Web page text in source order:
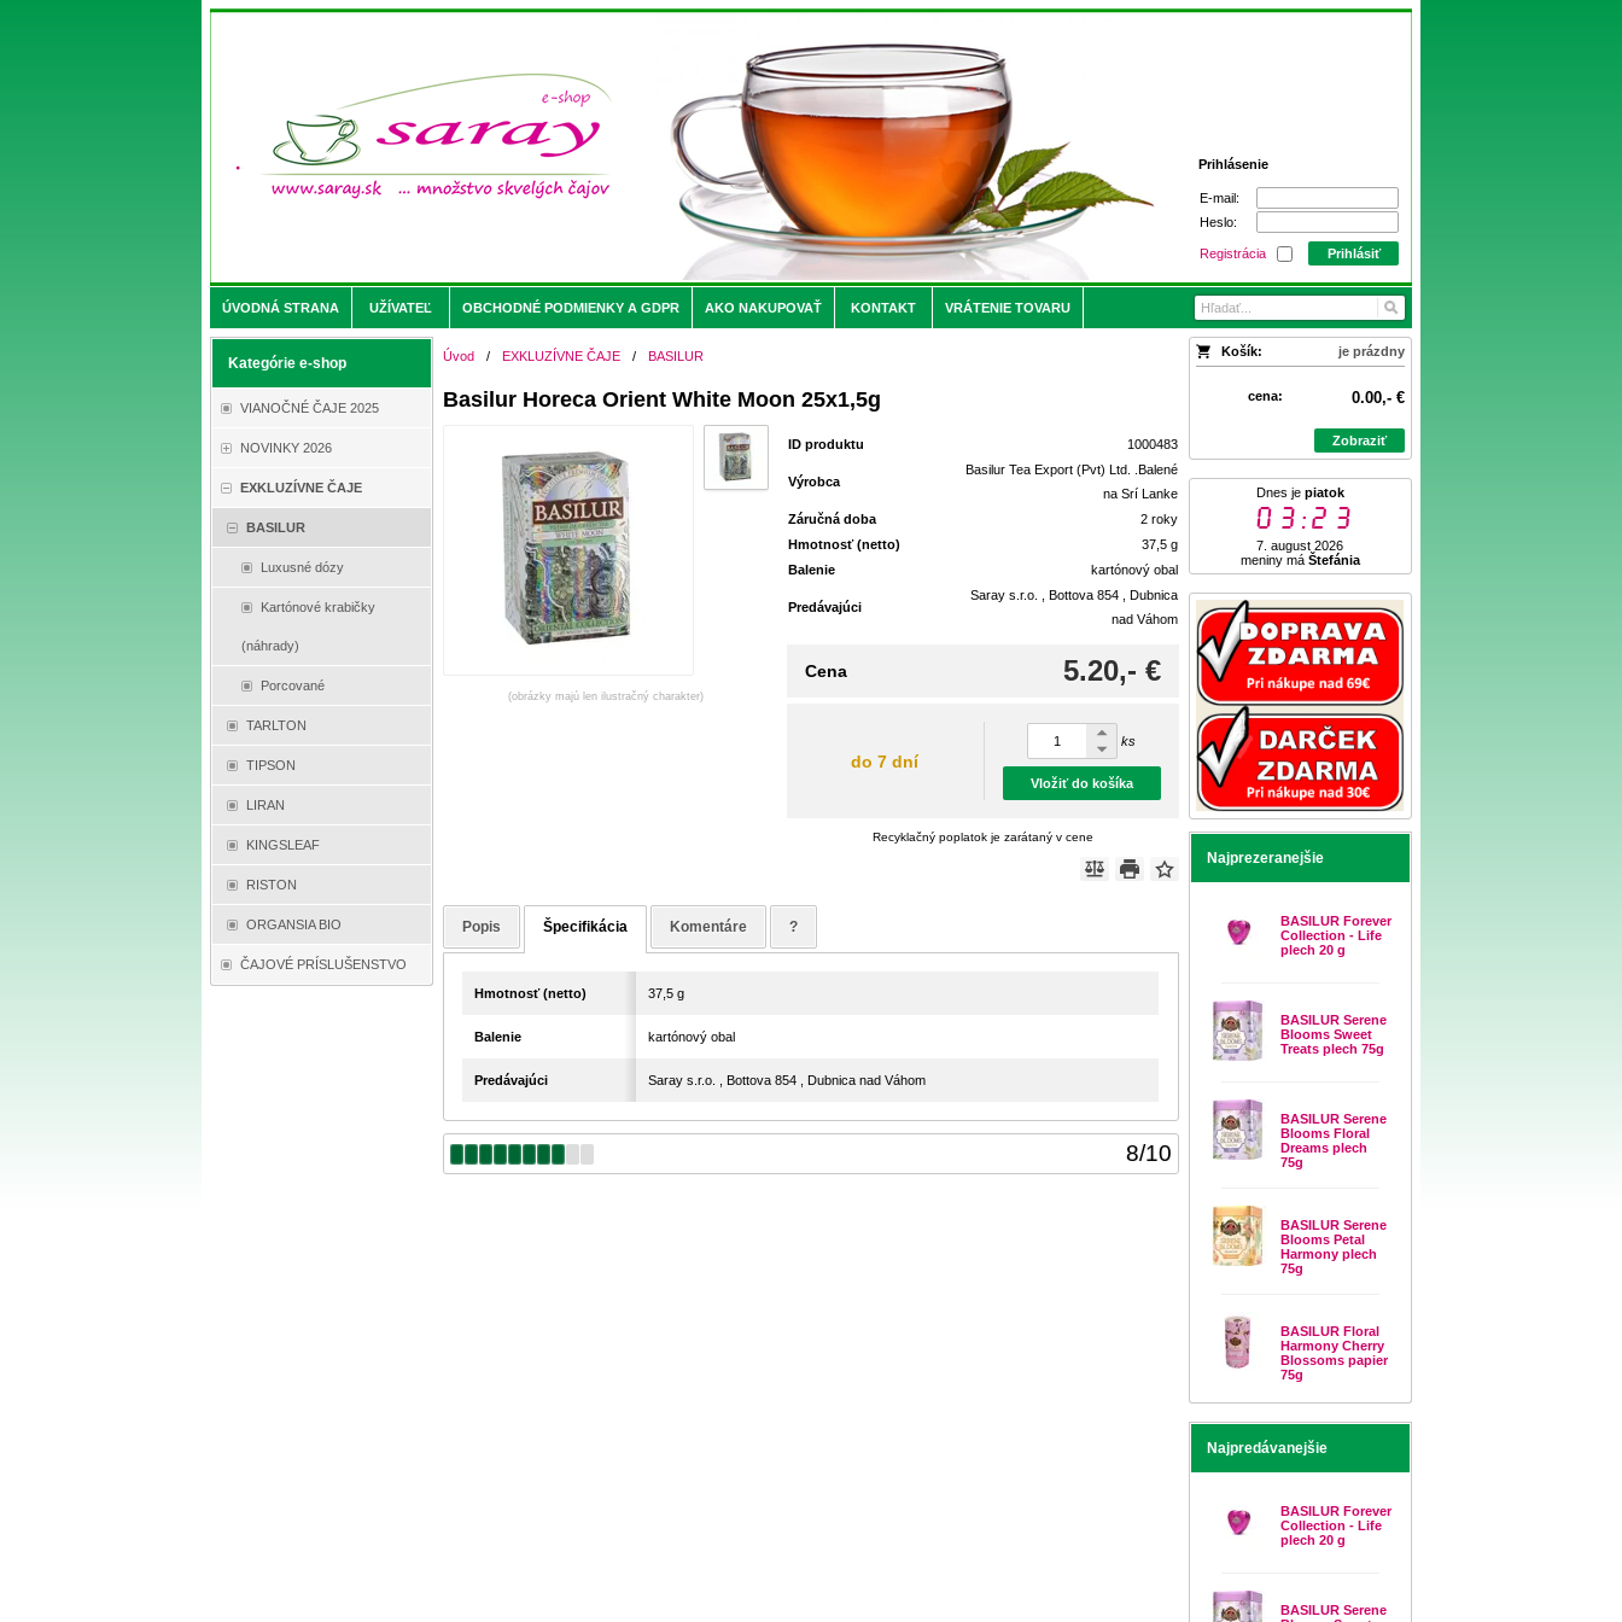
Prihlásenie
E-mail:
Heslo:
Registrácia Prihlásiť
ÚVODNÁ STRANA UŽÍVATEĽ OBCHODNÉ PODMIENKY A GDPR AKO NAKUPOVAŤ KONTAKT VRÁTENIE TOVARU
Kategórie e-shop
VIANOČNÉ ČAJE 2025
NOVINKY 2026
EXKLUZÍVNE ČAJE
BASILUR
Luxusné dózy
Kartónové krabičky
(náhrady)
Porcované
TARLTON
TIPSON
LIRAN
KINGSLEAF
RISTON
ORGANSIA BIO
ČAJOVÉ PRÍSLUŠENSTVO
Košík: je prázdny
cena: 0.00,- €
Zobraziť
Dnes je piatok
03:23
7. august 2026
meniny má Štefánia
Najprezeranejšie
BASILUR Forever
Collection - Life
plech 20 g
BASILUR Serene
Blooms Sweet
Treats plech 75g
BASILUR Serene
Blooms Floral
Dreams plech
75g
BASILUR Serene
Blooms Petal
Harmony plech
75g
BASILUR Floral
Harmony Cherry
Blossoms papier
75g
Najpredávanejšie
BASILUR Forever
Collection - Life
plech 20 g
BASILUR Serene
Úvod / EXKLUZÍVNE ČAJE / BASILUR
Basilur Horeca Orient White Moon 25x1,5g
(obrázky majú len ilustračný charakter)
ID produktu 1000483
Výrobca
Basilur Tea Export (Pvt) Ltd. .Balené
na Srí Lanke
Záručná doba
2 roky
Hmotnosť (netto)
37,5 g
Balenie
kartónový obal
Predávajúci
Saray s.r.o. , Bottova 854 , Dubnica
nad Váhom
5.20,- €
Cena
do 7 dní
ks
Vložiť do košíka
Recyklačný poplatok je zarátaný v cene
Popis Špecifikácia Komentáre ?
Hmotnosť (netto) 37,5 g
Balenie kartónový obal
Predávajúci Saray s.r.o. , Bottova 854 , Dubnica nad Váhom
8/10